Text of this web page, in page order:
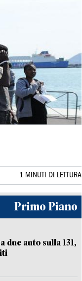
1 MINUTI DI LETTURA
Primo Piano
due auto sulla 131,